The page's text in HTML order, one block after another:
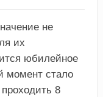
не
их
юбилейное
момент стало
8